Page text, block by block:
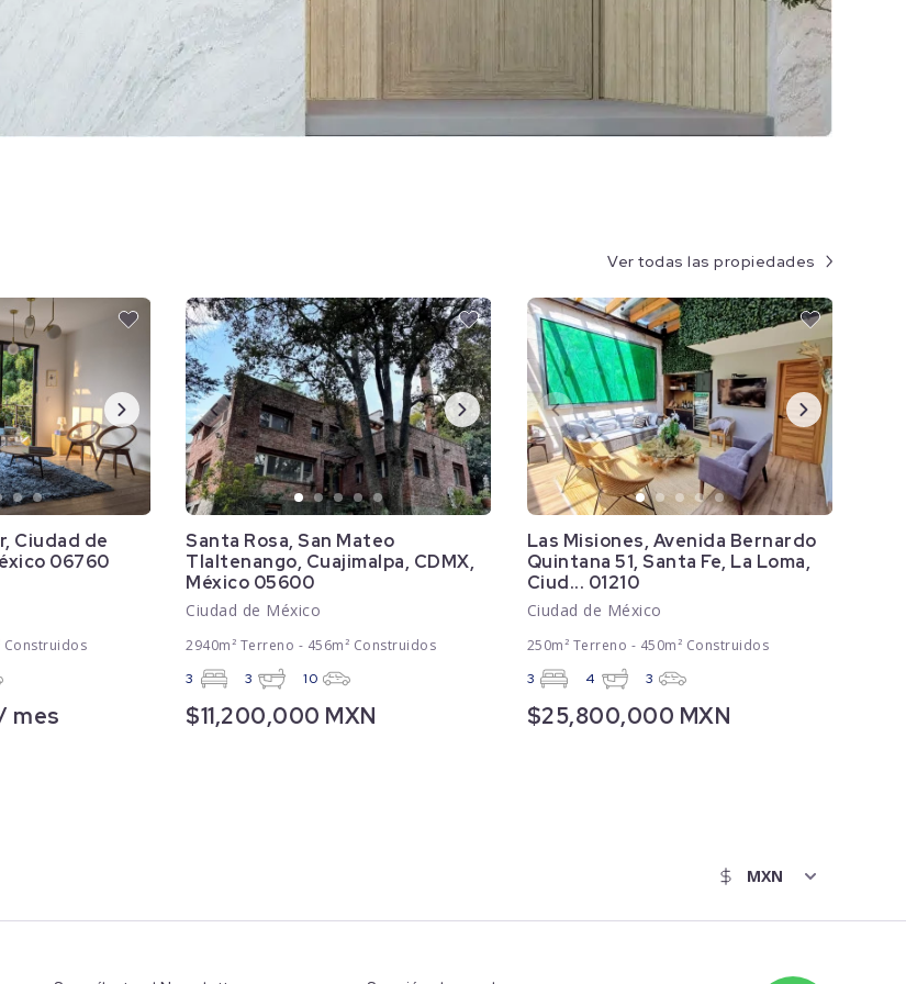
Ciudad de
06760
Construidos
mes
Santa Rosa, San Mateo
Tlaltenango, Cuajimalpa, CDMX,
México 05600
Ciudad de México
2940m² Terreno - 456m² Construidos
3 3 10
$11,200,000 MXN
Las Misiones, Avenida Bernardo
Quintana 51, Santa Fe, La Loma,
Ciud... 01210
Ciudad de México
250m² Terreno - 450m² Construidos
3 4 3
$25,800,000 MXN
Ver todas las propiedades